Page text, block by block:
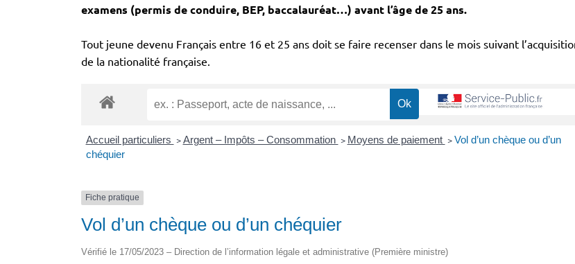
examens (permis de conduire, BEP, baccalauréat…) avant l’âge de 25 ans.
Tout jeune devenu Français entre 16 et 25 ans doit se faire recenser dans le mois suivant
de la nationalité française.
Accueil particuliers > Argent – Impôts – Consommation > Moyens de paiement > Vol d’un chèque ou d’un
chéquier
Fiche pratique
Vol d’un chèque ou d’un chéquier
Vérifié le 17/05/2023 – Direction de l’information légale et administrative (Première ministre)